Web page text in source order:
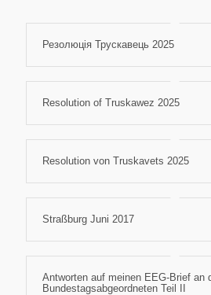
Резолюція Трускавець 2025
Resolution of Truskawez 2025
Resolution von Truskavets 2025
Straßburg Juni 2017
Antworten auf meinen EEG-Brief an
Bundestagsabgeordneten Teil II